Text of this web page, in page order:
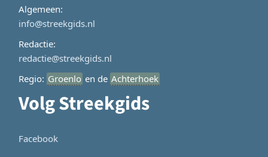
Algemeen:
info@streekgids.nl
Redactie:
redactie@streekgids.nl
Regio: Groenlo en de Achterhoek
Volg Streekgids
Facebook